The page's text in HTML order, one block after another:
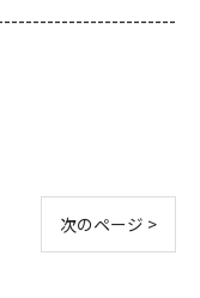
次のページ >